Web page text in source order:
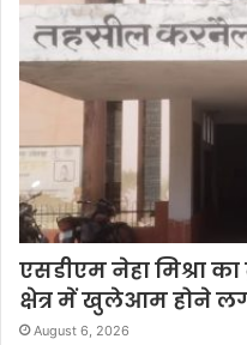
एसडीएम नेहा मिश्रा
क्षेत्र में खुलेआम होने
August 6, 2026